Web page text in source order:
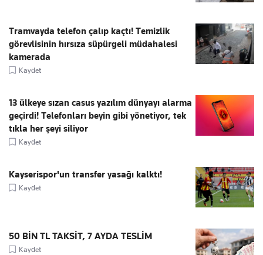
Tramvayda telefon çalıp kaçtı! Temizlik
görevlisinin hırsıza süpürgeli müdahalesi
kamerada
Kaydet
13 ülkeye sızan casus yazılım dünyayı alarma
geçirdi! Telefonları beyin gibi yönetiyor, tek
tıkla her şeyi siliyor
Kaydet
Kayserispor'un transfer yasağı kalktı!
Kaydet
50 BİN TL TAKSİT, 7 AYDA TESLİM
Kaydet